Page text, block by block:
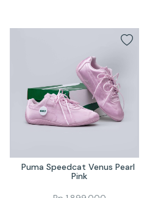
Puma Speedcat Venus Pearl
Pink